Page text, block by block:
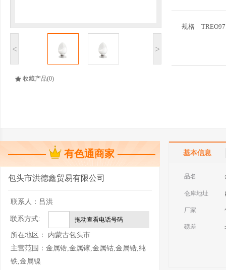
< >
收藏产品(0)
规格
有色通商家
包头市洪德鑫贸易有限公司
联系人： 吕洪
联系方式: 拖动查看电话号码
所在地区：
内蒙古包头市
主营范围： 金属锆,金属镓,金属钴,金属锆,纯
铁,金属镍
基本信息
品名
仓库地址
厂家
磅差